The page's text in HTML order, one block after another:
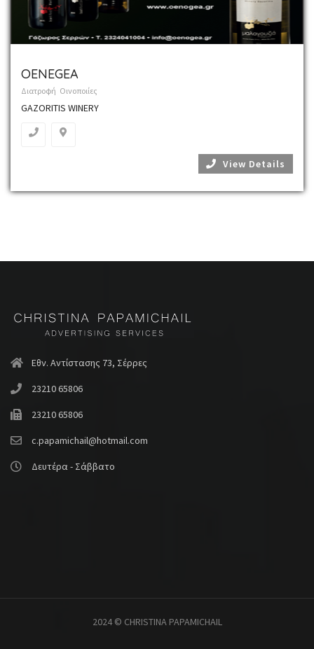
OENEGEA
Διατροφή Οινοποιίες
GAZORITIS WINERY
View Details
Εθν. Αντίστασης 73, Σέρρες
23210 65806
23210 65806
c.papamichail@hotmail.com
Δευτέρα - Σάββατο
2024 © CHRISTINA PAPAMICHAIL